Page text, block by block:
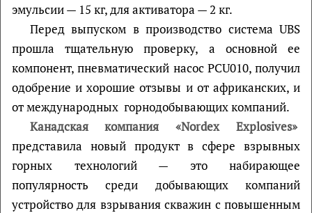
эмульсии — 15 кг, для активатора — 2 кг.
Перед выпуском в производство система UBS
прошла тщательную проверку, а основной ее
компонент, пневматический насос PCU010, получил
одобрение и хорошие отзывы и от африканских, и
от международных горнодобывающих компаний.
Канадская компания «Nordex Explosives»
представила новый продукт в сфере взрывных
горных технологий — это набирающее
популярность среди добывающих компаний
устройство для взрывания скважин с повышенным